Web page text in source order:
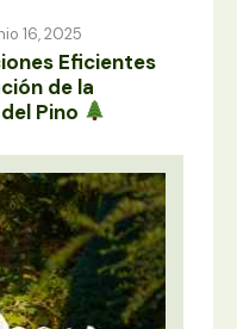
16, 2025
Eficientes
de la
Pino